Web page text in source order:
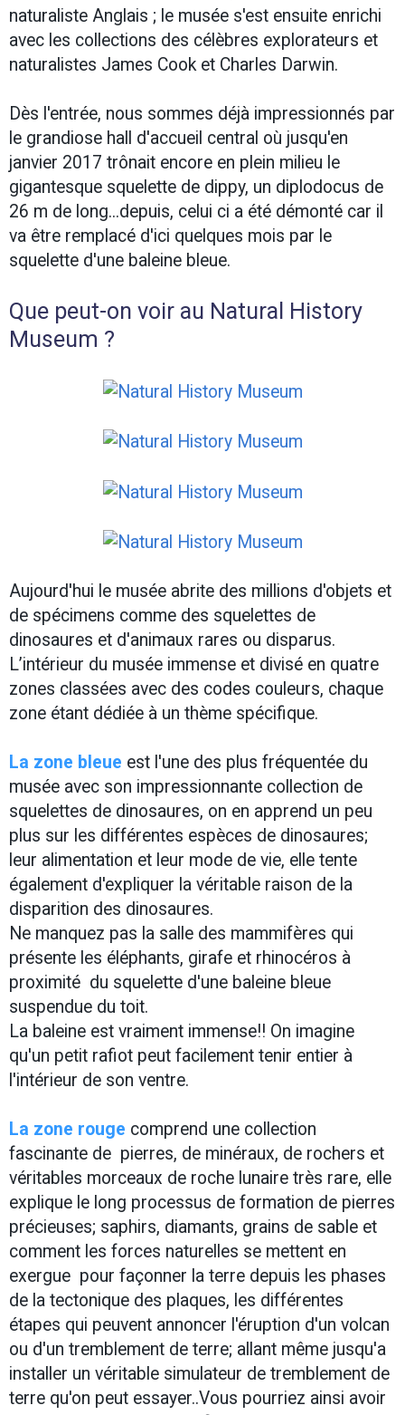
naturaliste Anglais ; le musée s'est ensuite enrichi
avec les collections des célèbres explorateurs et
naturalistes James Cook et Charles Darwin.
Dès l'entrée, nous sommes déjà impressionnés par
le grandiose hall d'accueil central où jusqu'en
janvier 2017 trônait encore en plein milieu le
gigantesque squelette de dippy, un diplodocus de
26 m de long...depuis, celui ci a été démonté car il
va être remplacé d'ici quelques mois par le
squelette d'une baleine bleue.
Que peut-on voir au Natural History
Museum ?
Aujourd'hui le musée abrite des millions d'objets et
de spécimens comme des squelettes de
dinosaures et d'animaux rares ou disparus.
L’intérieur du musée immense et divisé en quatre
zones classées avec des codes couleurs, chaque
zone étant dédiée à un thème spécifique.
La zone bleue est l'une des plus fréquentée du
musée avec son impressionnante collection de
squelettes de dinosaures, on en apprend un peu
plus sur les différentes espèces de dinosaures;
leur alimentation et leur mode de vie, elle tente
également d'expliquer la véritable raison de la
disparition des dinosaures.
Ne manquez pas la salle des mammifères qui
présente les éléphants, girafe et rhinocéros à
proximité du squelette d'une baleine bleue
suspendue du toit.
La baleine est vraiment immense!! On imagine
qu'un petit rafiot peut facilement tenir entier à
l'intérieur de son ventre.
La zone rouge comprend une collection
fascinante de pierres, de minéraux, de rochers et
véritables morceaux de roche lunaire très rare, elle
explique le long processus de formation de pierres
précieuses; saphirs, diamants, grains de sable et
comment les forces naturelles se mettent en
exergue pour façonner la terre depuis les phases
de la tectonique des plaques, les différentes
étapes qui peuvent annoncer l'éruption d'un volcan
ou d'un tremblement de terre; allant même jusqu'a
installer un véritable simulateur de tremblement de
terre qu'on peut essayer..Vous pourriez ainsi avoir